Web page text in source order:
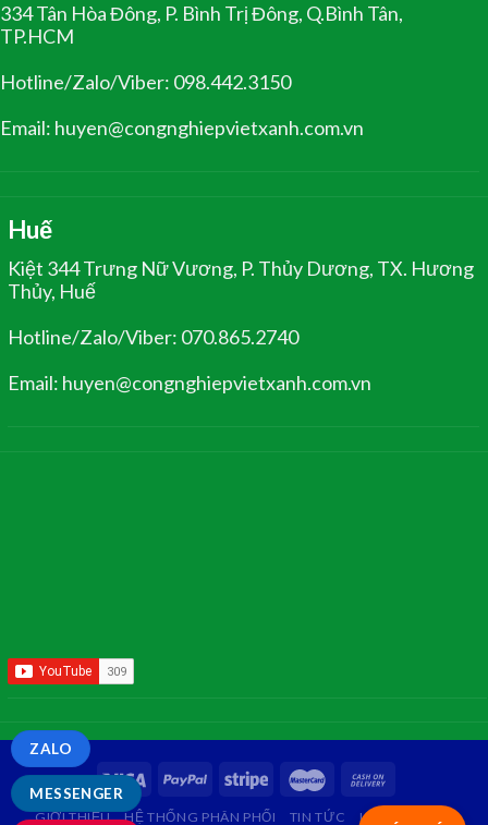
334 Tân Hòa Đông, P. Bình Trị Đông, Q.Bình Tân,
TP.HCM
Hotline/Zalo/Viber: 098.442.3150
Email: huyen@congnghiepvietxanh.com.vn
Huế
Kiệt 344 Trưng Nữ Vương, P. Thủy Dương, TX. Hương
Thủy, Huế
Hotline/Zalo/Viber: 070.865.2740
Email: huyen@congnghiepvietxanh.com.vn
GIỚI THIỆU HỆ THỐNG PHÂN PHỐI TIN TỨC LIÊN HỆ
MESSENGER
ZALO